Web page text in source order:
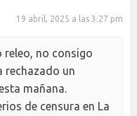
19 abril, 2025 a las 3:27 pm
releo, no consigo
rechazado un
mañana.
de censura en La